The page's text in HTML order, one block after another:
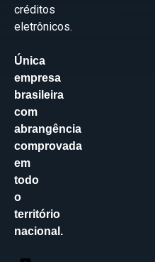
créditos
eletrônicos.
Única
empresa
brasileira
com
abrangência
comprovada
em
todo
o
território
nacional.